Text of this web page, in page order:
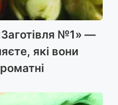
№1» —
які вони